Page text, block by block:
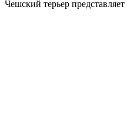
Чешский терьер